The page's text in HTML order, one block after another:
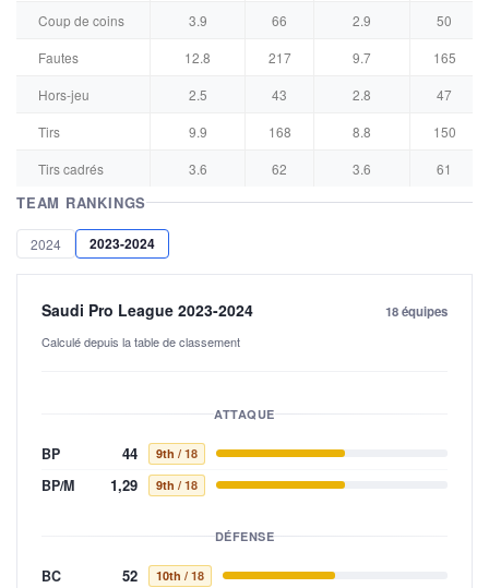
Coup de coins
3.9 66 2.9
50
Fautes
12.8 217 9.7
165
Hors-jeu
2.5 43 2.8
47
Tirs
9.9 168 8.8
150
Tirs cadrés
3.6 62 3.6 61
TEAM RANKINGS
2024 2023-2024
Saudi Pro League 2023-2024
Calculé depuis la table de classement
18 équipes
ATTAQUE
BP 44 9th / 18
BP/M 1,29 9th / 18
DÉFENSE
BC 52 10th / 18